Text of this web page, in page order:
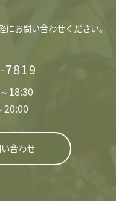
お問い合わせください。
7819
18:30
20:00
合わせ